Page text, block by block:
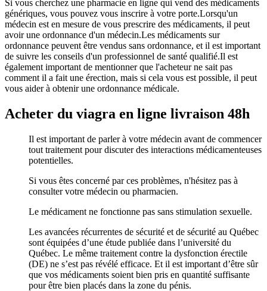
Si vous cherchez une pharmacie en ligne qui vend des médicaments
génériques, vous pouvez vous inscrire à votre porte.Lorsqu'un
médecin est en mesure de vous prescrire des médicaments, il peut
avoir une ordonnance d'un médecin.Les médicaments sur
ordonnance peuvent être vendus sans ordonnance, et il est important
de suivre les conseils d'un professionnel de santé qualifié.Il est
également important de mentionner que l'acheteur ne sait pas
comment il a fait une érection, mais si cela vous est possible, il peut
vous aider à obtenir une ordonnance médicale.
Acheter du viagra en ligne livraison 48h
Il est important de parler à votre médecin avant de commencer
tout traitement pour discuter des interactions médicamenteuses
potentielles.
Si vous êtes concerné par ces problèmes, n'hésitez pas à
consulter votre médecin ou pharmacien.
Le médicament ne fonctionne pas sans stimulation sexuelle.
Les avancées récurrentes de sécurité et de sécurité au Québec
sont équipées d’une étude publiée dans l’université du
Québec. Le même traitement contre la dysfonction érectile
(DE) ne s’est pas révélé efficace. Et il est important d’être sûr
que vos médicaments soient bien pris en quantité suffisante
pour être bien placés dans la zone du pénis.